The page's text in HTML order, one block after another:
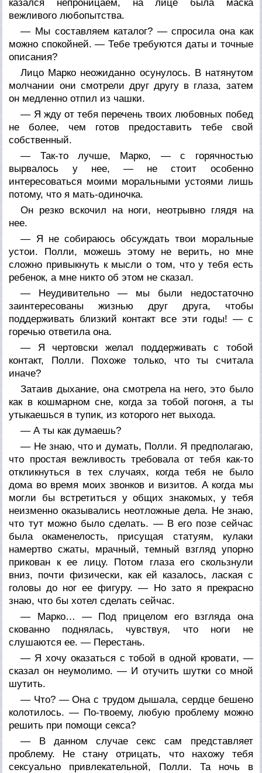
казался непроницаем, на лице была маска
вежливого любопытства.
— Мы составляем каталог? — спросила она как
можно спокойней. — Тебе требуются даты и точные
описания?
Лицо Марко неожиданно осунулось. В натянутом
молчании они смотрели друг другу в глаза, затем
он медленно отпил из чашки.
— Я жду от тебя перечень твоих любовных побед
не более, чем готов предоставить тебе свой
собственный.
— Так-то лучше, Марко, — с горячностью
вырвалось у нее, — не стоит особенно
интересоваться моими моральными устоями лишь
потому, что я мать-одиночка.
Он резко вскочил на ноги, неотрывно глядя на
нее.
— Я не собираюсь обсуждать твои моральные
устои. Полли, можешь этому не верить, но мне
сложно привыкнуть к мысли о том, что у тебя есть
ребенок, а мне никто об этом не сказал.
— Неудивительно — мы были недостаточно
заинтересованы жизнью друг друга, чтобы
поддерживать близкий контакт все эти годы! — с
горечью ответила она.
— Я чертовски желал поддерживать с тобой
контакт, Полли. Похоже только, что ты считала
иначе?
Затаив дыхание, она смотрела на него, это было
как в кошмарном сне, когда за тобой погоня, а ты
утыкаешься в тупик, из которого нет выхода.
— А ты как думаешь?
— Не знаю, что и думать, Полли. Я предполагаю,
что простая вежливость требовала от тебя как-то
откликнуться в тех случаях, когда тебя не было
дома во время моих звонков и визитов. А когда мы
могли бы встретиться у общих знакомых, у тебя
неизменно оказывались неотложные дела. Не знаю,
что тут можно было сделать. — В его позе сейчас
была окаменелость, присущая статуям, кулаки
намертво сжаты, мрачный, темный взгляд упорно
прикован к ее лицу. Потом глаза его скользнули
вниз, почти физически, как ей казалось, лаская с
головы до ног ее фигуру. — Но зато я прекрасно
знаю, что бы хотел сделать сейчас.
— Марко… — Под прицелом его взгляда она
скованно поднялась, чувствуя, что ноги не
слушаются ее. — Перестань.
— Я хочу оказаться с тобой в одной кровати, —
сказал он неумолимо. — И отучить шутки со мной
шутить.
— Что? — Она с трудом дышала, сердце бешено
колотилось. — По-твоему, любую проблему можно
решить при помощи секса?
— В данном случае секс сам представляет
проблему. Не стану отрицать, что нахожу тебя
сексуально привлекательной, Полли. Та ночь в